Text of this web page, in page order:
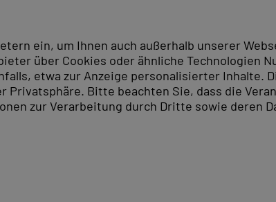
ntv und das Deutsche Institut
sind wir zum vierten Mal in Folge
Verhältnis konnten wir die
bei.
Verbraucherbefragung
Unternehmen, deren
ein. Insgesamt wurden 386 Anbieter
unserer täglichen Arbeit. Sie unterstreicht,
bedanken uns herzlich bei allen
ein, um Ihnen auch außerhalb unserer
über Cookies oder ähnliche Technologien
etwa zur Anzeige personalisierter
Privatsphäre. Bitte beachten Sie, dass die
zur Verarbeitung durch Dritte sowie deren